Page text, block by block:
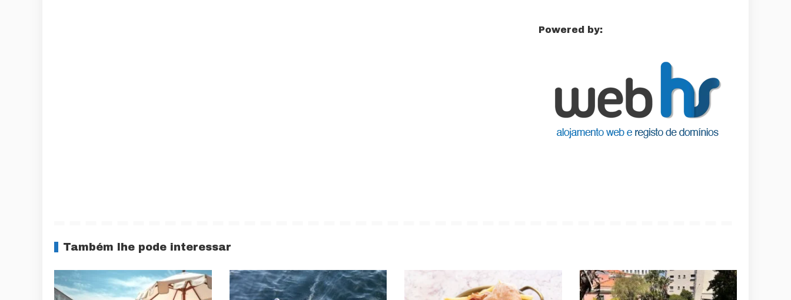
Powered by:
Também lhe pode interessar